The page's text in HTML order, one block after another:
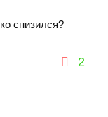
снизился?
2